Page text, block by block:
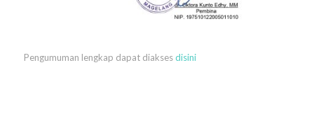
Pengumuman lengkap dapat diaksesdisini